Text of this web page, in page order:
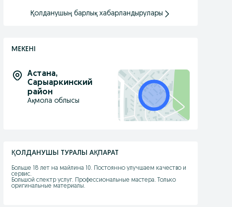
Қолданушың барлық хабарландырулары
МЕКЕНІ
Астана,
Сарыаркинский
район
Ақмола облысы
ҚОЛДАНУШЫ ТУРАЛЫ АҚПАРАТ
Больше 18 лет на майлина 10. Постоянно улучшаем качество и
сервис.
Большой спектр услуг. Профессиональные мастера. Только
оригинальные материалы.